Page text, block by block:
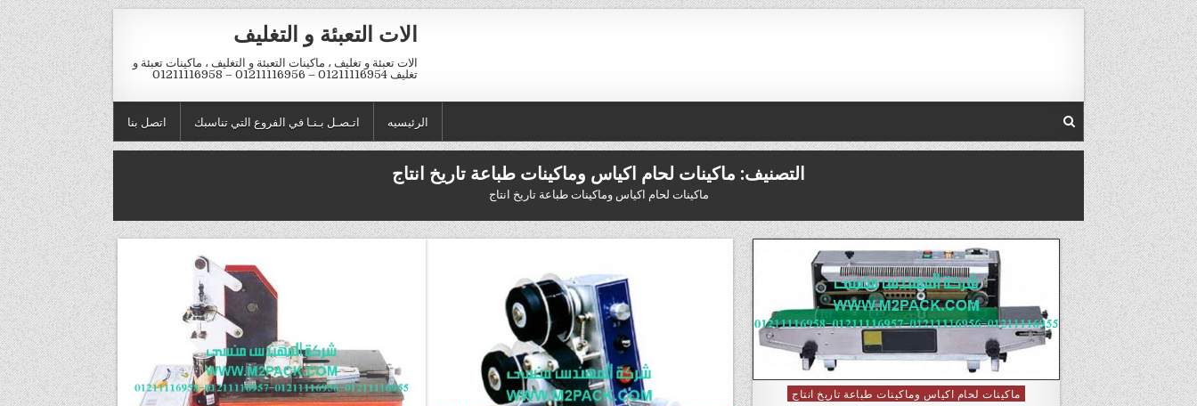
Skip to content
الات التعبئة و التغليف
الات تعبئة و تغليف ، ماكينات التعبئة و التغليف ، ماكينات تعبئة و
تغليف 01211116954 – 01211116956 – 01211116958
اتصل بنا اتـصـل بـنـا في الفروع التي تناسبك الرئيسيه
التصنيف: ماكينات لحام اكياس وماكينات طباعة تاريخ انتاج
ماكينات لحام اكياس وماكينات طباعة تاريخ انتاج
Posted in
ماكينات لحام اكياس وماكينات طباعة تاريخ انتاج